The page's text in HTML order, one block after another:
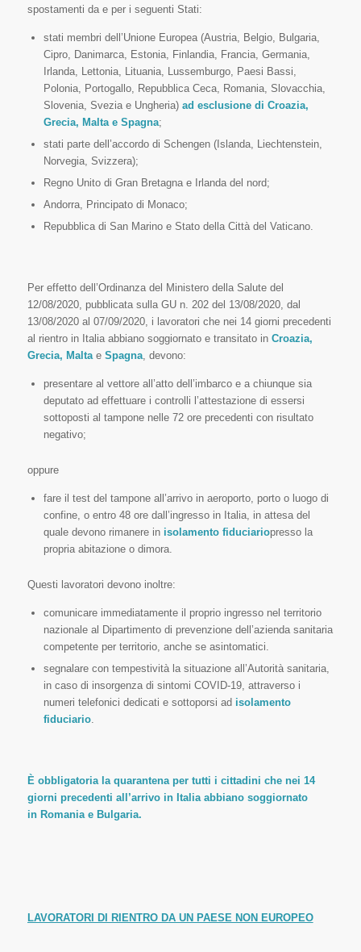
spostamenti da e per i seguenti Stati:
stati membri dell’Unione Europea (Austria, Belgio, Bulgaria,
Cipro, Danimarca, Estonia, Finlandia, Francia, Germania,
Irlanda, Lettonia, Lituania, Lussemburgo, Paesi Bassi,
Polonia, Portogallo, Repubblica Ceca, Romania, Slovacchia,
Slovenia, Svezia e Ungheria) ad esclusione di Croazia,
Grecia, Malta e Spagna;
stati parte dell’accordo di Schengen (Islanda, Liechtenstein,
Norvegia, Svizzera);
Regno Unito di Gran Bretagna e Irlanda del nord;
Andorra, Principato di Monaco;
Repubblica di San Marino e Stato della Città del Vaticano.
Per effetto dell’Ordinanza del Ministero della Salute del
12/08/2020, pubblicata sulla GU n. 202 del 13/08/2020, dal
13/08/2020 al 07/09/2020, i lavoratori che nei 14 giorni precedenti
al rientro in Italia abbiano soggiornato e transitato in Croazia,
Grecia, Maltae Spagna, devono:
presentare al vettore all’atto dell’imbarco e a chiunque sia
deputato ad effettuare i controlli l’attestazione di essersi
sottoposti al tampone nelle 72 ore precedenti con risultato
negativo;
oppure
fare il test del tampone all’arrivo in aeroporto, porto o luogo di
confine, o entro 48 ore dall’ingresso in Italia, in attesa del
quale devono rimanere in isolamento fiduciariopresso la
propria abitazione o dimora.
Questi lavoratori devono inoltre:
comunicare immediatamente il proprio ingresso nel territorio
nazionale al Dipartimento di prevenzione dell’azienda sanitaria
competente per territorio, anche se asintomatici.
segnalare con tempestività la situazione all’Autorità sanitaria,
in caso di insorgenza di sintomi COVID-19, attraverso i
numeri telefonici dedicati e sottoporsi ad isolamento
fiduciario.
È obbligatoria la quarantena per tutti i cittadini che nei 14
giorni precedenti all’arrivo in Italia abbiano soggiornato
in Romania e Bulgaria.
LAVORATORI DI RIENTRO DA UN PAESE NON EUROPEO